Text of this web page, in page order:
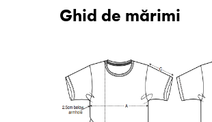
Ghid de mărimi